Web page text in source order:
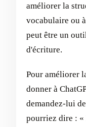
améliorer la
vocabulaire ou
peut être un
d'écriture.
Pour améliorer
donner à
demandez-lui
pourriez dire : «